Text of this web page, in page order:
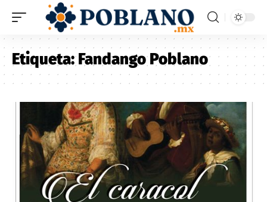
Etiqueta:Fandango Poblano